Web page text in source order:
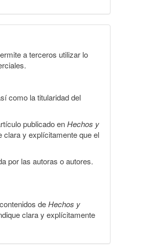
a terceros utilizar lo
como la titularidad del
publicado enHechos y
clara y explícitamente que el
por las autoras o autores.
deHechos y
clara y explícitamente